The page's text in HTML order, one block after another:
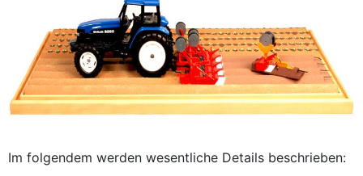
Im folgendem werden wesentliche Details beschrieben: